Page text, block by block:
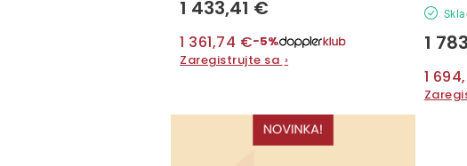
k
t
o
v
t
o
1 433,41 €
1 361,74 €−5%
Zaregistrujte sa ›
1
1